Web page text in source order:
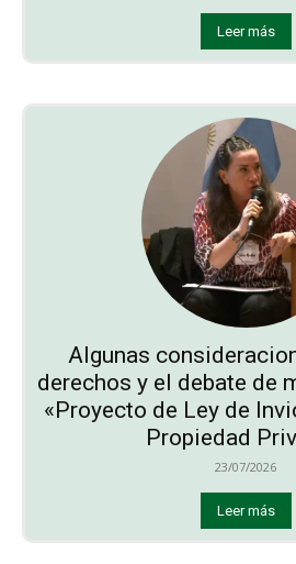
Leer más
Algunas
derechos y el debate de
«Proyecto de Ley de
Propiedad
23/07/2026
Leer más